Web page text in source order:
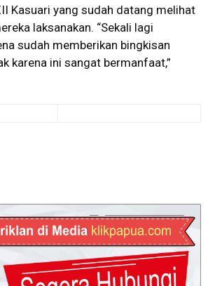
Kasuari yang sudah datang melihat
laksanakan. “Sekali lagi
sudah memberikan bingkisan
karena ini sangat bermanfaat,”